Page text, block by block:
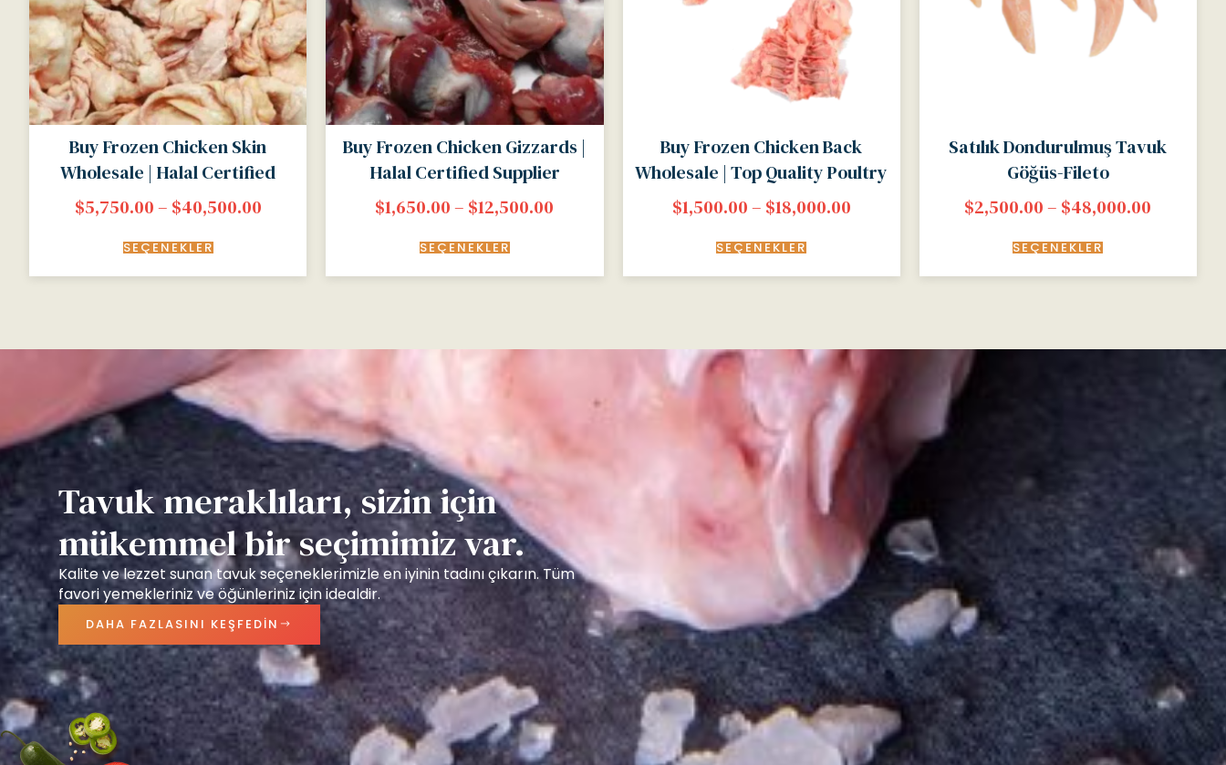
Buy Frozen Chicken Skin
Wholesale | Halal Certified
$5,750.00– $40,500.00
SEÇENEKLER
Buy Frozen Chicken Gizzards |
Halal Certified Supplier
$1,650.00– $12,500.00
SEÇENEKLER
Buy Frozen Chicken Back
Wholesale | Top Quality Poultry
$1,500.00– $18,000.00
SEÇENEKLER
Satılık Dondurulmuş Tavuk
Göğüs-Fileto
$2,500.00– $48,000.00
SEÇENEKLER
Tavuk meraklıları, sizin için
mükemmel bir seçimimiz var.
Kalite ve lezzet sunan tavuk seçeneklerimizle en iyinin tadını çıkarın. Tüm
favori yemekleriniz ve öğünleriniz için idealdir.
DAHA FAZLASINI KEŞFEDIN